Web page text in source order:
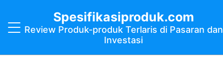
Spesifikasiproduk.com
Review Produk-produk Terlaris di Pasaran dan
Investasi